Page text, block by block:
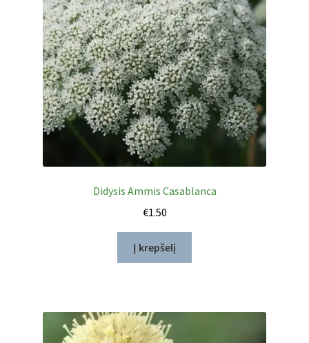
Didysis Ammis Casablanca
€1.50
Į krepšelį